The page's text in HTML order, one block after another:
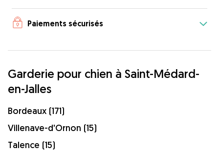
Paiements sécurisés
Garderie pour chien à Saint-Médard-
en-Jalles
Bordeaux (171)
Villenave-d'Ornon (15)
Talence (15)